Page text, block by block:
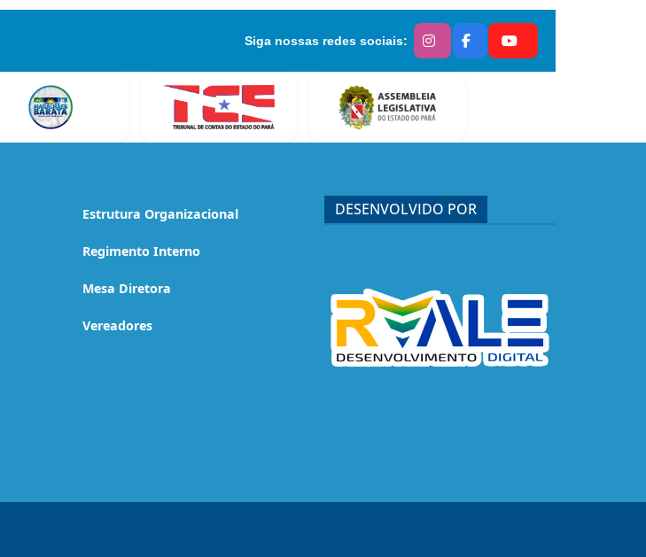
Siga nossas redes sociais:
Estrutura Organizacional
Regimento Interno
Mesa Diretora
Vereadores
DESENVOLVIDO POR